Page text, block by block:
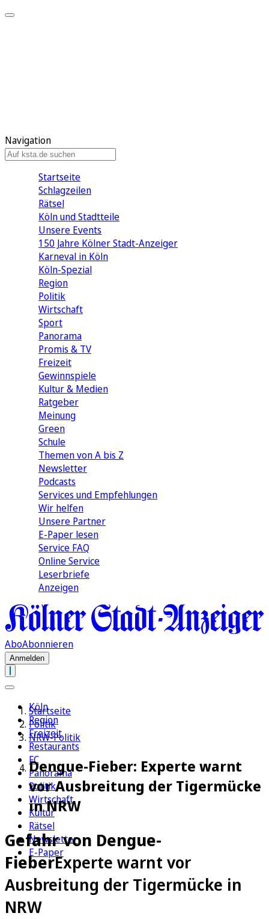
Navigation
Startseite
Schlagzeilen
Rätsel
Köln und Stadtteile
Unsere Events
150 Jahre Kölner Stadt-Anzeiger
Karneval in Köln
Köln-Spezial
Region
Politik
Wirtschaft
Sport
Panorama
Promis & TV
Freizeit
Gewinnspiele
Kultur & Medien
Ratgeber
Meinung
Green
Schule
Themen von A bis Z
Newsletter
Podcasts
Services und Empfehlungen
Wir helfen
Unsere Partner
E-Paper lesen
Service FAQ
Online Service
Leserbriefe
Anzeigen
AboAbonnieren
Anmelden
Köln
Region
Freizeit
Restaurants
FC
Panorama
Politik
Wirtschaft
Kultur
Rätsel
Newsletter
E-Paper
Startseite
Politik
NRW-Politik
Dengue-Fieber: Experte warnt
vor Ausbreitung der Tigermücke
in NRW
Gefahr von Dengue-
FieberExperte warnt vor
Ausbreitung der Tigermücke in
NRW